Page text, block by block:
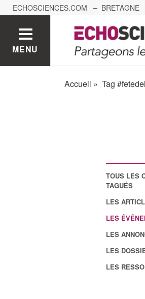
ECHOSCIENCES.COM BRETAGNE
GRENOBLE
MENU
Accueil Tag
TOUS LES
TAGUÉS
LES
LES
LES
LES
LES